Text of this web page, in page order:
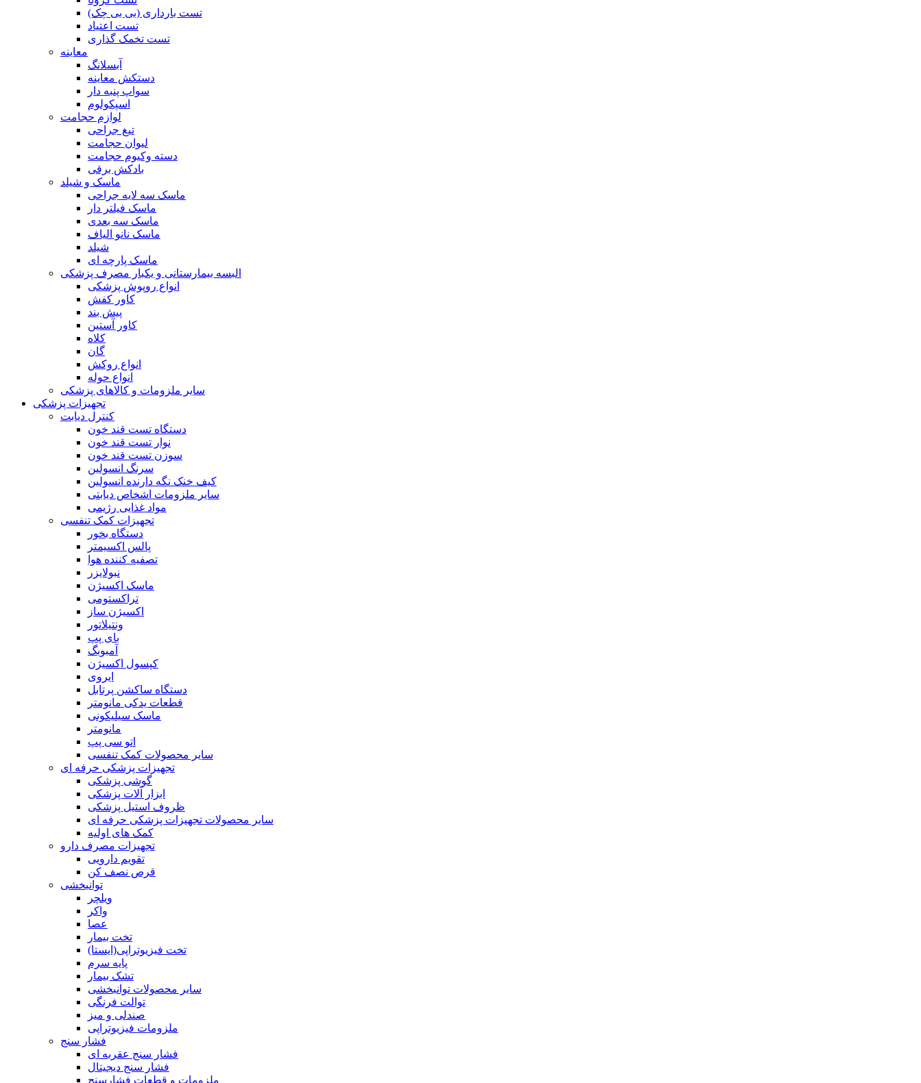
تست بارداری (بی بی چک)
تست اعتیاد
تست تخمک گذاری
معاینه
آبسلانگ
دستکش معاینه
سواپ پنبه دار
اسپکولوم
لوازم حجامت
تیغ جراحی
لیوان حجامت
دسته وکیوم حجامت
بادکش برقی
ماسک و شیلد
ماسک سه لایه جراحی
ماسک فیلتر دار
ماسک سه بعدی
ماسک نانو الیاف
شیلد
ماسک پارچه ای
البسه بیمارستانی و یکبار مصرف پزشکی
انواع روپوش پزشکی
کاور کفش
پیش بند
کاور آستین
کلاه
گان
انواع روکش
انواع حوله
سایر ملزومات و کالاهای پزشکی
تجهیزات پزشکی
کنترل دیابت
دستگاه تست قند خون
نوار تست قند خون
سوزن تست قند خون
سرنگ انسولین
کیف خنک نگه دارنده انسولین
سایر ملزومات اشخاص دیابتی
مواد غذایی رژیمی
تجهیزات کمک تنفسی
دستگاه بخور
پالس اکسیمتر
تصفیه کننده هوا
نبولایزر
ماسک اکسیژن
تراکستومی
اکسیژن ساز
ونتیلاتور
بای پپ
آمبوبگ
کپسول اکسیژن
ایروی
دستگاه ساکشن پرتابل
قطعات یدکی مانومتر
ماسک سیلیکونی
مانومتر
اتو سی پپ
سایر محصولات کمک تنفسی
تجهیزات پزشکی حرفه ای
گوشی پزشکی
ابزار آلات پزشکی
ظروف استیل پزشکی
سایر محصولات تجهیزات پزشکی حرفه ای
کمک های اولیه
تجهیزات مصرف دارو
تقویم دارویی
قرص نصف کن
توانبخشی
ویلچر
واکر
عصا
تخت بیمار
تخت فیزیوتراپی(ایستا)
پایه سرم
تشک بیمار
سایر محصولات توانبخشی
توالت فرنگی
صندلی و میز
ملزومات فیزیوتراپی
فشار سنج
فشار سنج عقربه ای
فشار سنج دیجیتال
ملزومات و قطعات فشارسنج